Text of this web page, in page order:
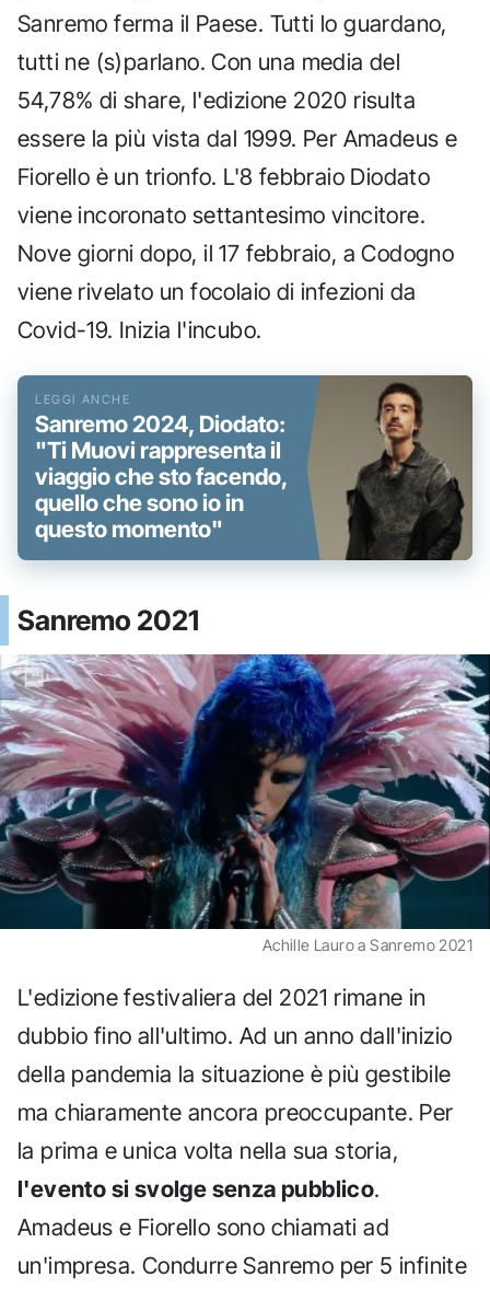
Sanremo ferma il Paese. Tutti lo guardano,
tutti ne (s)parlano. Con una media del
54,78% di share, l'edizione 2020 risulta
essere la più vista dal 1999. Per Amadeus e
Fiorello è un trionfo. L'8 febbraio Diodato
viene incoronato settantesimo vincitore.
Nove giorni dopo, il 17 febbraio, a Codogno
viene rivelato un focolaio di infezioni da
Covid-19. Inizia l'incubo.
Sanremo 2024, Diodato:
"Ti Muovi rappresenta il
viaggio che sto facendo,
quello che sono io in
questo momento"
Sanremo 2021
Achille Lauro a Sanremo 2021
L'edizione festivaliera del 2021 rimane in
dubbio fino all'ultimo. Ad un anno dall'inizio
della pandemia la situazione è più gestibile
ma chiaramente ancora preoccupante. Per
la prima e unica volta nella sua storia,
l'evento si svolge senza pubblico.
Amadeus e Fiorello sono chiamati ad
un'impresa. Condurre Sanremo per 5 infinite